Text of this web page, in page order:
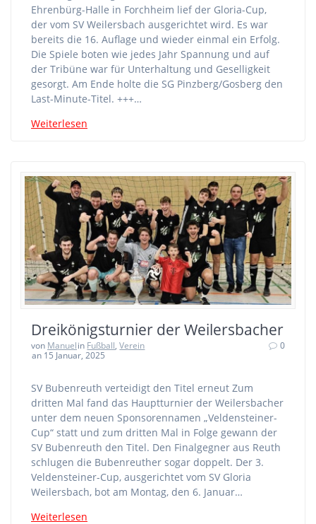
Ehrenbürg-Halle in Forchheim lief der Gloria-Cup,
der vom SV Weilersbach ausgerichtet wird. Es war
bereits die 16. Auflage und wieder einmal ein Erfolg.
Die Spiele boten wie jedes Jahr Spannung und auf
der Tribüne war für Unterhaltung und Geselligkeit
gesorgt. Am Ende holte die SG Pinzberg/Gosberg den
Last-Minute-Titel. +++…
Weiterlesen
Dreikönigsturnier der Weilersbacher
von Manuelin Fußball,Verein
an 15 Januar, 2025
0
SV Bubenreuth verteidigt den Titel erneut Zum
dritten Mal fand das Hauptturnier der Weilersbacher
unter dem neuen Sponsorennamen „Veldensteiner-
Cup“ statt und zum dritten Mal in Folge gewann der
SV Bubenreuth den Titel. Den Finalgegner aus Reuth
schlugen die Bubenreuther sogar doppelt. Der 3.
Veldensteiner-Cup, ausgerichtet vom SV Gloria
Weilersbach, bot am Montag, den 6. Januar…
Weiterlesen